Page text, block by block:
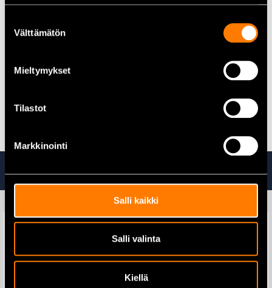
valinta
Välttämätön
Mieltymykset
Tilastot
Markkinointi
Salli kaikki
Salli valinta
Kiellä
Nostokapasiteetti:0,8 t / 800 kg
Käyttövoima:
kuormaketju
Ketjun vapaavetomekanismi nopeaan
ketjun säätöön
Tutustu myös